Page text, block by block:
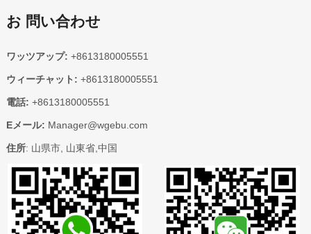
お 問い合わせ
ワッツアップ: +8613180005551
ウィーチャット: +8613180005551
電話: +8613180005551
Eメール: Manager@wgebu.com
住所: 山県市, 山東省,中国